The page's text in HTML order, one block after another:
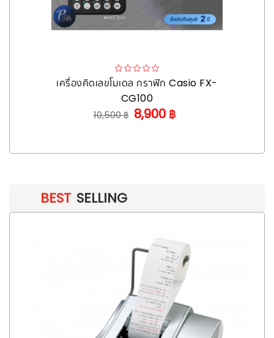
เครื่องคิดเลขโมเดล กราฟิก Casio FX-
CG100
10,500 ฿ 8,900 ฿
BEST SELLING